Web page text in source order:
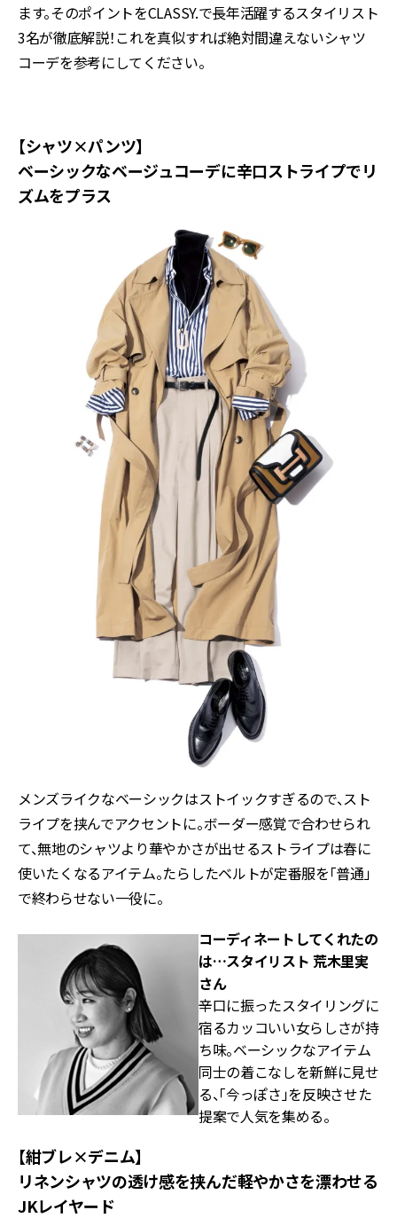
ます。そのポイントをCLASSY.で長年活躍するスタイリスト
3名が徹底解説！これを真似すれば絶対間違えないシャツ
コーデを参考にしてください。
【シャツ×パンツ】
ベーシックなベージュコーデに辛口ストライプでリ
ズムをプラス
メンズライクなベーシックはストイックすぎるので、スト
ライプを挟んでアクセントに。ボーダー感覚で合わせられ
て、無地のシャツより華やかさが出せるストライプは春に
使いたくなるアイテム。たらしたベルトが定番服を「普通」
で終わらせない一役に。
コーディネートしてくれたの
は…スタイリスト 荒木里実
さん
辛口に振ったスタイリングに
宿るカッコいい女らしさが持
ち味。ベーシックなアイテム
同士の着こなしを新鮮に見せ
る、「今っぽさ」を反映させた
提案で人気を集める。
【紺ブレ×デニム】
リネンシャツの透け感を挟んだ軽やかさを漂わせる
JKレイヤード